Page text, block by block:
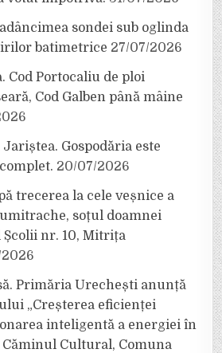
sondei sub oglinda
batimetrice 27/07/2026
Cod Portocaliu de ploi
Cod Galben până mâine
Jariștea. Gospodăria este
20/07/2026
trecerea la cele veșnice a
soțul doamnei
nr. 10, Mitrița
Primăria Urechești anunță
„Creșterea eficienței
inteligentă a energiei în
Cultural, Comuna